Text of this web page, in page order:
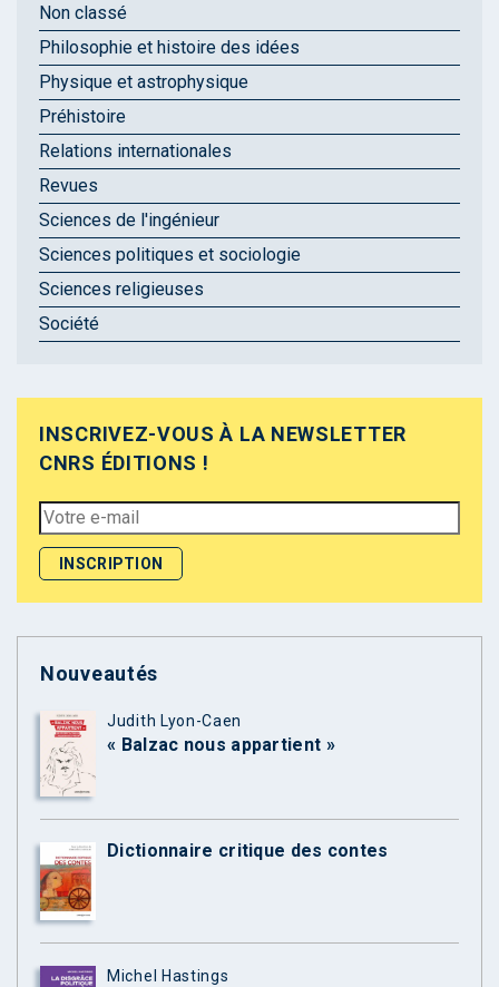
Non classé
Philosophie et histoire des idées
Physique et astrophysique
Préhistoire
Relations internationales
Revues
Sciences de l'ingénieur
Sciences politiques et sociologie
Sciences religieuses
Société
INSCRIVEZ-VOUS À LA NEWSLETTER
CNRS ÉDITIONS !
Nouveautés
Judith Lyon-Caen
« Balzac nous appartient »
Dictionnaire critique des contes
Michel Hastings